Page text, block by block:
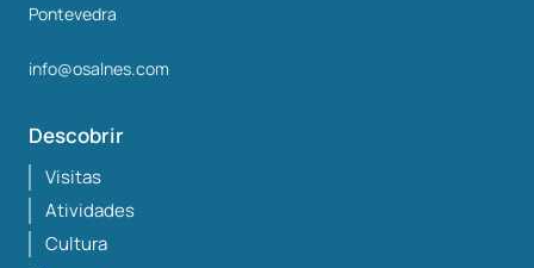
Pontevedra
info@osalnes.com
Descobrir
Visitas
Atividades
Cultura